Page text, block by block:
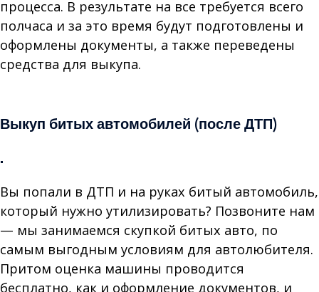
процесса. В результате на все требуется всего
полчаса и за это время будут подготовлены и
оформлены документы, а также переведены
средства для выкупа.
Выкуп битых автомобилей (после ДТП)
.
Вы попали в ДТП и на руках битый автомобиль,
который нужно утилизировать? Позвоните нам
— мы занимаемся скупкой битых авто, по
самым выгодным условиям для автолюбителя.
Притом оценка машины проводится
бесплатно, как и оформление документов, и